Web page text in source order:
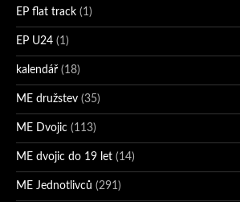
EP flat track (1)
EP U24 (1)
kalendář (18)
ME družstev (35)
ME Dvojic (113)
ME dvojic do 19 let (14)
ME Jednotlivců (291)